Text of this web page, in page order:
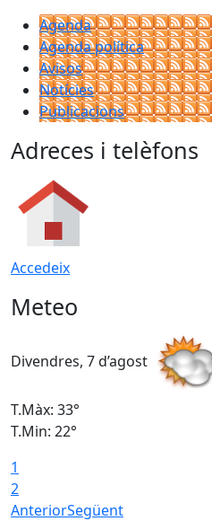
Agenda
Agenda política
Avisos
Notícies
Publicacions
Adreces i telèfons
Accedeix
Meteo
Divendres, 7 d’agost
T.Màx: 33°
T.Min: 22°
1
2
AnteriorSegüent